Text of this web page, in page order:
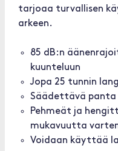
tarjoaa turvallisen
arkeen.
85 dB:n
kuunteluun
Jopa 25 tunnin
Säädettävä panta
Pehmeät ja
mukavuutta
Voidaan käyttää